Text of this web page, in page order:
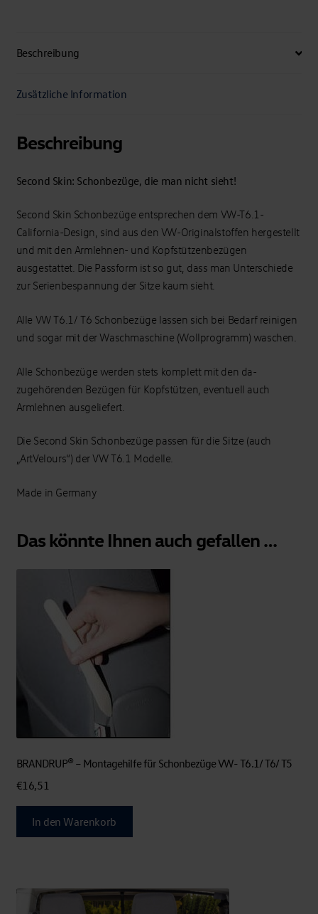
und
Menge
Beschreibung
Zusätzliche Information
Beschreibung
Second Skin: Schonbezüge, die man nicht sieht!
Second Skin Schonbezüge entsprechen dem VW-T6.1-
California-Design, sind aus den VW-Originalstoffen hergestellt
und mit den Armlehnen- und Kopfstützenbezügen
ausgestattet. Die Passform ist so gut, dass man Unterschiede
zur Serienbespannung der Sitze kaum sieht.
Alle VW T6.1/ T6 Schonbezüge lassen sich bei Bedarf reinigen
und sogar mit der Wasch­maschine (Wollprogramm) waschen.
Alle Schon­bezüge werden stets komplett mit den da­
zugehörenden Bezügen für Kopfstützen, eventuell auch
Armlehnen ausgeliefert.
Die Second Skin Schonbezüge passen für die Sitze (auch
„ArtVelours“) der VW T6.1 Modelle.
Made in Germany
Das könnte Ihnen auch gefallen …
BRANDRUP® – Montagehilfe für Schonbezüge VW- T6.1/ T6/ T5
€16,51
In den Warenkorb